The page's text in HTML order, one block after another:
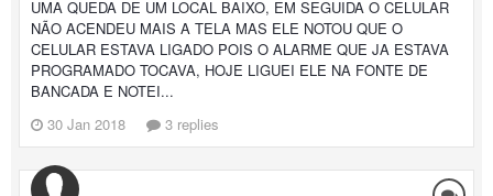
UMA QUEDA DE UM LOCAL BAIXO, EM SEGUIDA O CELULAR
NÃO ACENDEU MAIS A TELA MAS ELE NOTOU QUE O
CELULAR ESTAVA LIGADO POIS O ALARME QUE JA ESTAVA
PROGRAMADO TOCAVA, HOJE LIGUEI ELE NA FONTE DE
BANCADA E NOTEI...
30 Jan 2018
3 replies